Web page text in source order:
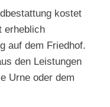
kostet
erheblich
auf dem Friedhof.
den Leistungen
Urne oder dem